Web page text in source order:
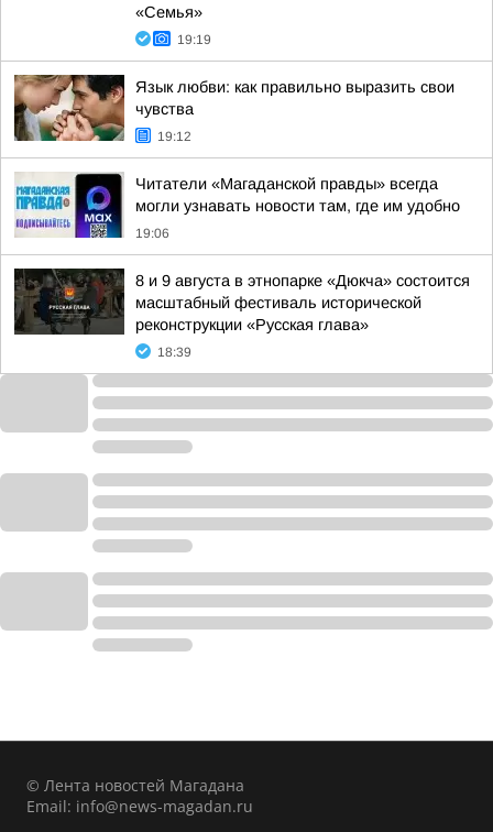
«Семья»
19:19
Язык любви: как правильно выразить свои
чувства
19:12
Читатели «Магаданской правды» всегда
могли узнавать новости там, где им удобно
19:06
8 и 9 августа в этнопарке «Дюкча» состоится
масштабный фестиваль исторической
реконструкции «Русская глава»
18:39
© Лента новостей Магадана
Email: info@news-magadan.ru